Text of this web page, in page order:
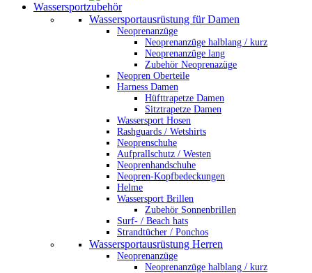
Wassersportzubehör
Wassersportausrüstung für Damen
Neoprenanzüge
Neoprenanzüge halblang / kurz
Neoprenanzüge lang
Zubehör Neoprenazüge
Neopren Oberteile
Harness Damen
Hüfttrapetze Damen
Sitztrapetze Damen
Wassersport Hosen
Rashguards / Wetshirts
Neoprenschuhe
Aufprallschutz / Westen
Neoprenhandschuhe
Neopren-Kopfbedeckungen
Helme
Wassersport Brillen
Zubehör Sonnenbrillen
Surf- / Beach hats
Strandtücher / Ponchos
Wassersportausrüstung Herren
Neoprenanzüge
Neoprenanzüge halblang / kurz